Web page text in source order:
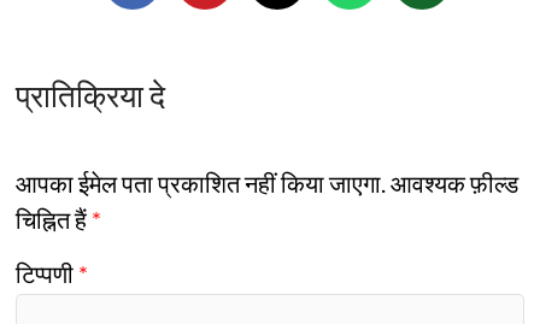
प्रातिक्रिया दे
आपका ईमेल पता प्रकाशित नहीं किया जाएगा.आवश्यक फ़ील्ड
चिह्नित हैं *
टिप्पणी *